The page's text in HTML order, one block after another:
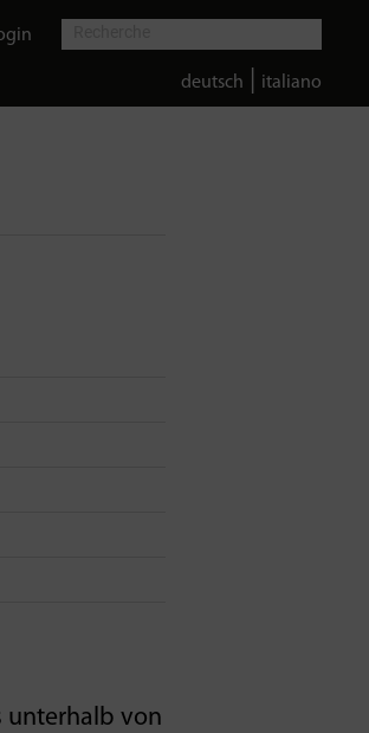
deutsch italiano
unterhalb von